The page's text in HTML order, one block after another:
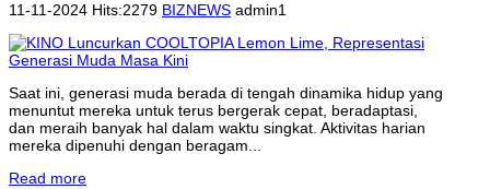
11-11-2024 Hits:2279 BIZNEWS admin1
Saat ini, generasi muda berada di tengah dinamika hidup yang
menuntut mereka untuk terus bergerak cepat, beradaptasi,
dan meraih banyak hal dalam waktu singkat. Aktivitas harian
mereka dipenuhi dengan beragam...
Read more